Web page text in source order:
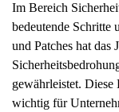
Im Bereich
bedeutende Schritte
und Patches hat das
gewährleistet. Diese
wichtig für